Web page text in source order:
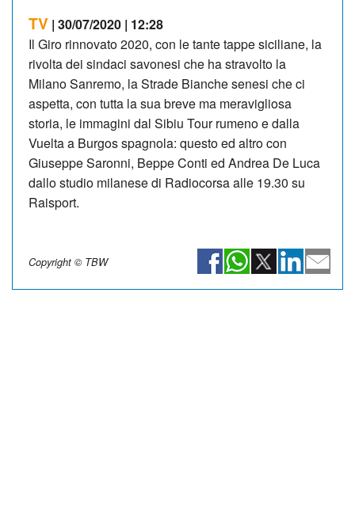
TV | 30/07/2020 | 12:28
Il Giro rinnovato 2020, con le tante tappe siciliane, la
rivolta dei sindaci savonesi che ha stravolto la
Milano Sanremo, la Strade Bianche senesi che ci
aspetta, con tutta la sua breve ma meravigliosa
storia, le immagini dal Sibiu Tour rumeno e dalla
Vuelta a Burgos spagnola: questo ed altro con
Giuseppe Saronni, Beppe Conti ed Andrea De Luca
dallo studio milanese di Radiocorsa alle 19.30 su
Raisport.
Copyright © TBW